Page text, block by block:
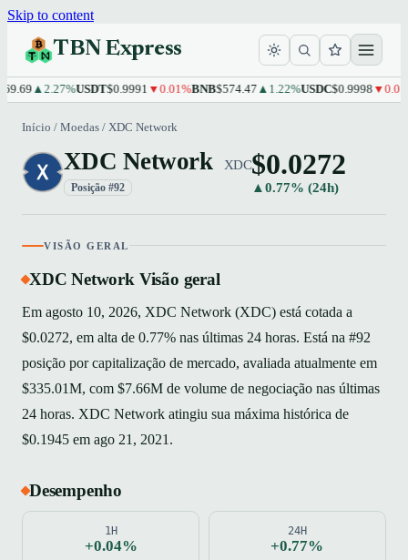
Skip to content
TBN Express
▲2.27%USDT$0.9991▼0.01%BNB$574.47▲1.22%USDC$0.9998▼0.01%
Início / Moedas / XDC Network
XDC Network XDC
Posição #92
$0.0272
▲0.77% (24h)
VISÃO GERAL
XDC Network Visão geral
Em agosto 10, 2026, XDC Network (XDC) está cotada a
$0.0272, em alta de 0.77% nas últimas 24 horas. Está na #92
posição por capitalização de mercado, avaliada atualmente em
$335.01M, com $7.66M de volume de negociação nas últimas
24 horas. XDC Network atingiu sua máxima histórica de
$0.1945 em ago 21, 2021.
Desempenho
1H
+0.04%
24H
+0.77%